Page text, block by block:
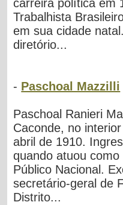
carreira política em
Trabalhista
em sua cidade
diretório...
- Paschoal Mazzilli
Paschoal Ranieri
Caconde, no
abril de 1910.
quando atuou
Público Nacional.
secretário-geral de
Distrito...